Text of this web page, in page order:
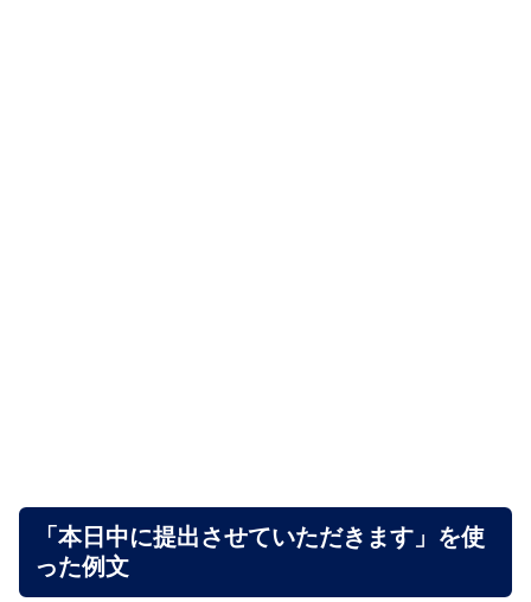
「本日中に提出させていただきます」を使
った例文